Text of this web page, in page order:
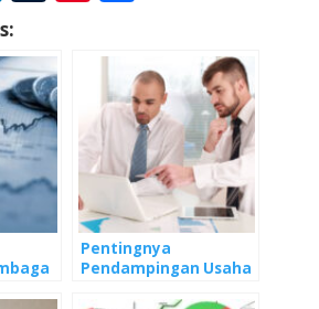
n
k
e
dI
n
m
bl
r
er
e
st
e
Pentingnya
Pendampingan Usaha